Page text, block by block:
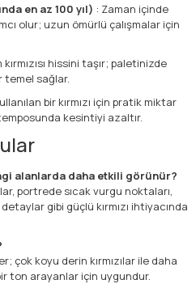
en az 100 yıl) : Zaman içinde
olur; uzun ömürlü çalışmalar için
hissini taşır; paletinizde
temel sağlar.
bir kırmızı için pratik miktar
kesintiyi azaltır.
alanlarda daha etkili görünür?
portrede sıcak vurgu noktaları,
gibi güçlü kırmızı ihtiyacında
çok koyu derin kırmızılar ile daha
ton arayanlar için uygundur.